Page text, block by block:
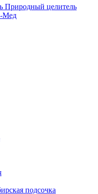
Природный целитель
Мед
подсочка